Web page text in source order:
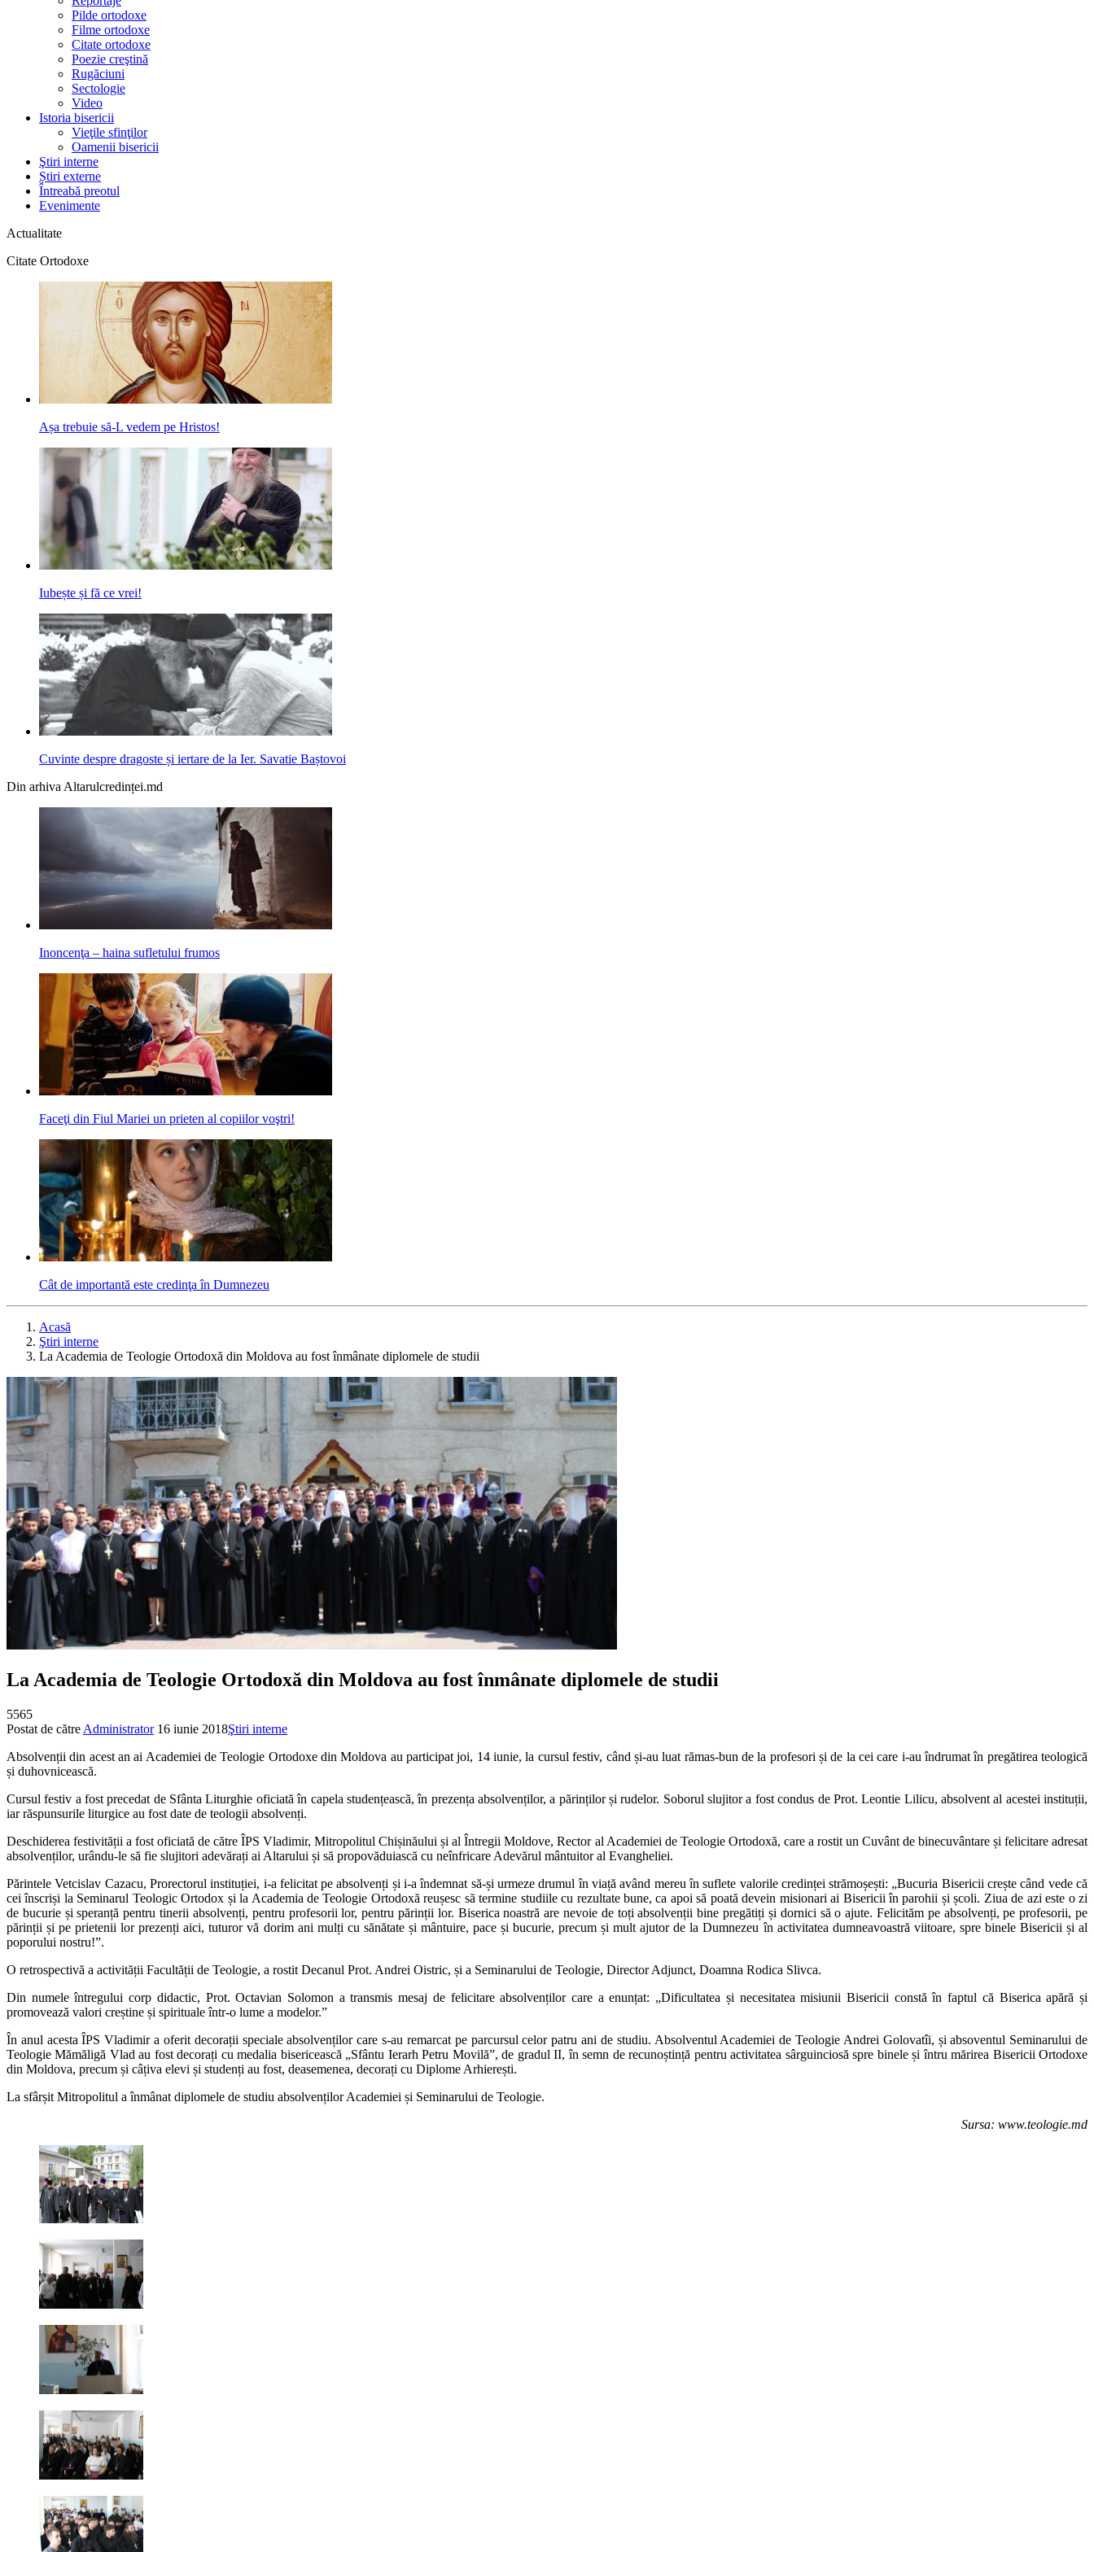
Pilde ortodoxe
Filme ortodoxe
Citate ortodoxe
Poezie creştină
Rugăciuni
Sectologie
Video
Istoria bisericii
Vieţile sfinţilor
Oamenii bisericii
Ştiri interne
Știri externe
Întreabă preotul
Evenimente
Actualitate
Citate Ortodoxe
Așa trebuie să-L vedem pe Hristos!
Iubește și fă ce vrei!
Cuvinte despre dragoste și iertare de la Ier. Savatie Baștovoi
Din arhiva Altarulcredinței.md
Inoncenţa – haina sufletului frumos
Faceţi din Fiul Mariei un prieten al copiilor voştri!
Cât de importantă este credinţa în Dumnezeu
Acasă
Ştiri interne
La Academia de Teologie Ortodoxă din Moldova au fost înmânate diplomele de studii
La Academia de Teologie Ortodoxă din Moldova au fost înmânate diplomele de studii
5565
Postat de către Administrator 16 iunie 2018Ştiri interne
Absolvenții din acest an ai Academiei de Teologie Ortodoxe din Moldova au participat joi, 14 iunie, la cursul festiv, când și-au luat rămas-bun de la profesori și de la cei care i-au îndrumat în pregătirea teologică
și duhovnicească.
Cursul festiv a fost precedat de Sfânta Liturghie oficiată în capela studențească, în prezența absolvenților, a părinților și rudelor. Soborul slujitor a fost condus de Prot. Leontie Lilicu, absolvent al acestei instituții,
iar răspunsurile liturgice au fost date de teologii absolvenți.
Deschiderea festivității a fost oficiată de către ÎPS Vladimir, Mitropolitul Chișinăului și al Întregii Moldove, Rector al Academiei de Teologie Ortodoxă, care a rostit un Cuvânt de binecuvântare și felicitare adresat
absolvenților, urându-le să fie slujitori adevărați ai Altarului și să propovăduiască cu neînfricare Adevărul mântuitor al Evangheliei.
Părintele Vetcislav Cazacu, Prorectorul instituției, i-a felicitat pe absolvenți și i-a îndemnat să-și urmeze drumul în viață având mereu în suflete valorile credinței strămoșești: „Bucuria Bisericii crește când vede că
cei înscriși la Seminarul Teologic Ortodox și la Academia de Teologie Ortodoxă reușesc să termine studiile cu rezultate bune, ca apoi să poată devein misionari ai Bisericii în parohii și școli. Ziua de azi este o zi
de bucurie și speranță pentru tinerii absolvenți, pentru profesorii lor, pentru părinții lor. Biserica noastră are nevoie de toți absolvenții bine pregătiți și dornici să o ajute. Felicităm pe absolvenți, pe profesorii, pe
părinții și pe prietenii lor prezenți aici, tuturor vă dorim ani mulți cu sănătate și mântuire, pace și bucurie, precum și mult ajutor de la Dumnezeu în activitatea dumneavoastră viitoare, spre binele Bisericii și al
poporului nostru!”.
O retrospectivă a activității Facultății de Teologie, a rostit Decanul Prot. Andrei Oistric, și a Seminarului de Teologie, Director Adjunct, Doamna Rodica Slivca.
Din numele întregului corp didactic, Prot. Octavian Solomon a transmis mesaj de felicitare absolvenților care a enunțat: „Dificultatea și necesitatea misiunii Bisericii constă în faptul că Biserica apără și
promovează valori creștine și spirituale într-o lume a modelor.”
În anul acesta ÎPS Vladimir a oferit decorații speciale absolvenților care s-au remarcat pe parcursul celor patru ani de studiu. Absolventul Academiei de Teologie Andrei Golovatîi, și absoventul Seminarului de
Teologie Mămăligă Vlad au fost decorați cu medalia bisericească „Sfântu Ierarh Petru Movilă”, de gradul II, în semn de recunoștință pentru activitatea sârguinciosă spre binele și întru mărirea Bisericii Ortodoxe
din Moldova, precum și câțiva elevi și studenți au fost, deasemenea, decorați cu Diplome Arhierești.
La sfârșit Mitropolitul a înmânat diplomele de studiu absolvenților Academiei și Seminarului de Teologie.
Sursa: www.teologie.md